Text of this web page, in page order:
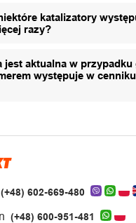
katalizatory
razy?
jest aktualna w
występuje w
(+48) 602-669-480
(+48) 600-951-481